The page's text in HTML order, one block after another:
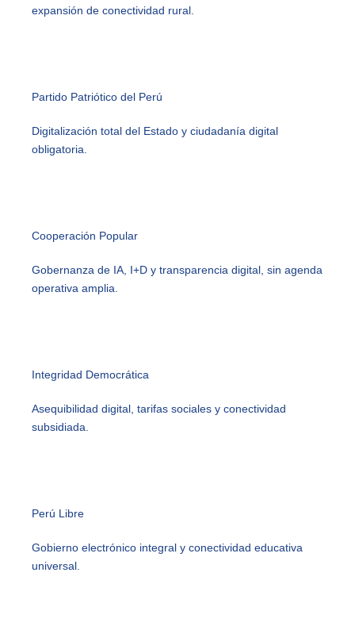
expansión de conectividad rural.
Partido Patriótico del Perú
Digitalización total del Estado y ciudadanía digital
obligatoria.
Cooperación Popular
Gobernanza de IA, I+D y transparencia digital, sin agenda
operativa amplia.
Integridad Democrática
Asequibilidad digital, tarifas sociales y conectividad
subsidiada.
Perú Libre
Gobierno electrónico integral y conectividad educativa
universal.